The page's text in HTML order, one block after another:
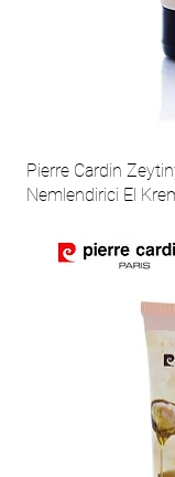
Pierre Cardin
Nemlendirici El